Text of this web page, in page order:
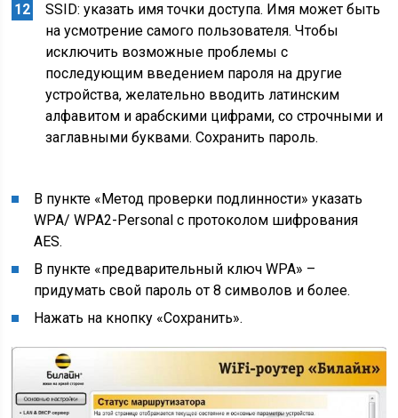
SSID: указать имя точки доступа. Имя может быть
на усмотрение самого пользователя. Чтобы
исключить возможные проблемы с
последующим введением пароля на другие
устройства, желательно вводить латинским
алфавитом и арабскими цифрами, со строчными и
заглавными буквами. Сохранить пароль.
В пункте «Метод проверки подлинности» указать
WPA/ WPA2-Personal с протоколом шифрования
AES.
В пункте «предварительный ключ WPA» –
придумать свой пароль от 8 символов и более.
Нажать на кнопку «Сохранить».